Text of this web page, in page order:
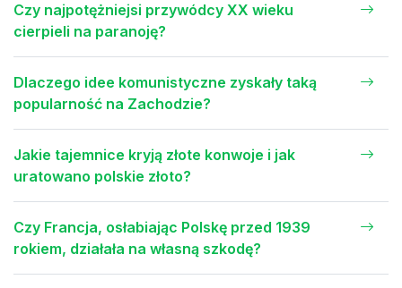
Czy najpotężniejsi przywódcy XX wieku
cierpieli na paranoję?
Dlaczego idee komunistyczne zyskały taką
popularność na Zachodzie?
Jakie tajemnice kryją złote konwoje i jak
uratowano polskie złoto?
Czy Francja, osłabiając Polskę przed 1939
rokiem, działała na własną szkodę?